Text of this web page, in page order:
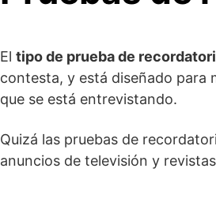
El tipo de prueba de
contesta, y está diseñado para
que se está entrevistando.
Quizá las pruebas de
anuncios de televisión y